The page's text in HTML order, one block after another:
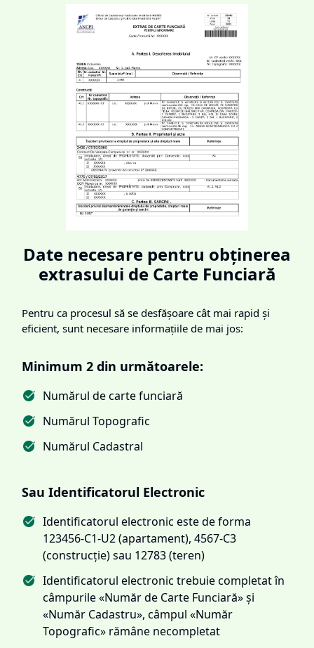
Date necesare pentru obținerea
extrasului de Carte Funciară
Pentru ca procesul să se desfășoare cât mai rapid și
eficient, sunt necesare informațiile de mai jos:
Minimum 2 din următoarele:
Numărul de carte funciară
Numărul Topografic
Numărul Cadastral
Sau Identificatorul Electronic
Identificatorul electronic este de forma
123456-C1-U2 (apartament), 4567-C3
(construcție) sau 12783 (teren)
Identificatorul electronic trebuie completat în
câmpurile «Număr de Carte Funciară» și
«Număr Cadastru», câmpul «Număr
Topografic» rămâne necompletat